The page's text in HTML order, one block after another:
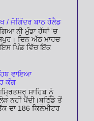
/ ਜੋਗਿੰਦਰ ਬਾਠ ਹੌਲੈਡ
ਨੀ ਮੁੰਡਾ ਹੱਥਾਂ 'ਚ
ਦਿਨ ਅੱਠ ਮਾਰਚ
ਪਿੰਡ ਵਿੱਚ ਇੱਕ
ਵਾਇਆ
ਕੰਗ
ਸਾਹਿਬ ਨੂੰ
ਨਹੀਂ ਪੈਂਦੀ।ਬਠਿੰਡੇ ਤੋਂ
ਦਾ 186 ਕਿਲੋਮੀਟਰ